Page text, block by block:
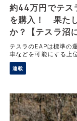
約44万円でテス
を購入！ 果た
か？【テスラ沼
の10】
テスラのEAPは標準の
車などを可能にする上
影響によりサモンなど
るのは主にオートパー
れでも高速走行や駐車
連載